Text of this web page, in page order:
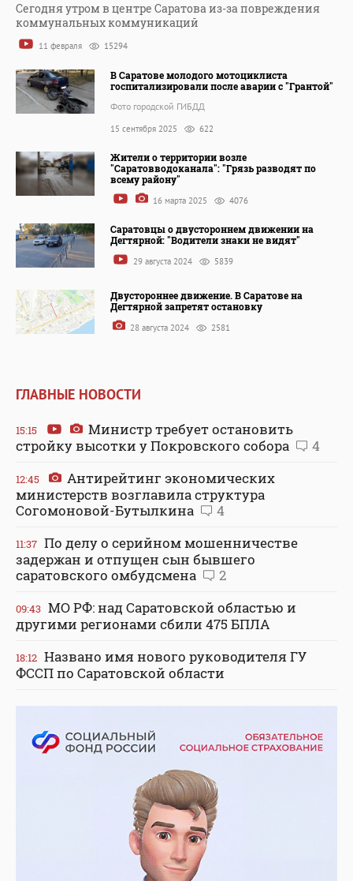
Сегодня утром в центре Саратова из-за повреждения
коммунальных коммуникаций
11 февраля 15294
В Саратове молодого мотоциклиста
госпитализировали после аварии с "Грантой"
Фото городской ГИБДД
15 сентября 2025 622
Жители о территории возле
"Саратовводоканала": "Грязь разводят по
всему району"
16 марта 2025 4076
Саратовцы о двустороннем движении на
Дегтярной: "Водители знаки не видят"
29 августа 2024 5839
Двустороннее движение. В Саратове на
Дегтярной запретят остановку
28 августа 2024 2581
ГЛАВНЫЕ НОВОСТИ
15:15
Министр требует остановить
стройку высотки у Покровского собора
4
12:45
Антирейтинг экономических
министерств возглавила структура
Согомоновой-Бутылкина
4
11:37 По делу о серийном мошенничестве
задержан и отпущен сын бывшего
саратовского омбудсмена
2
09:43 МО РФ: над Саратовской областью и
другими регионами сбили 475 БПЛА
18:12 Названо имя нового руководителя ГУ
ФССП по Саратовской области